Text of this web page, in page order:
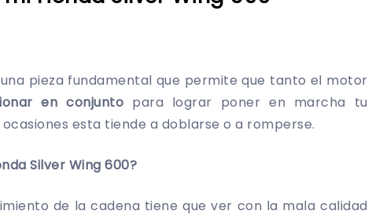
pieza fundamental que permite que tanto el motor
en conjunto para lograr poner en marcha tu
esta tiende a doblarse o a romperse.
Silver Wing 600?
de la cadena tiene que ver con la mala calidad